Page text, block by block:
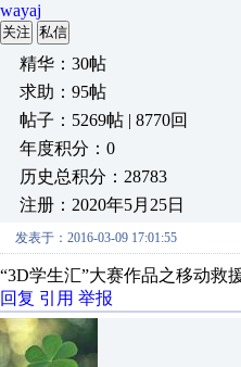
wayaj
关注 私信
精华：30帖
求助：95帖
帖子：5269帖 | 8770回
年度积分：0
历史总积分：28783
注册：2020年5月25日
发表于：2016-03-09 17:01:55
“3D学生汇”大赛作品之移动救
回复 引用 举报